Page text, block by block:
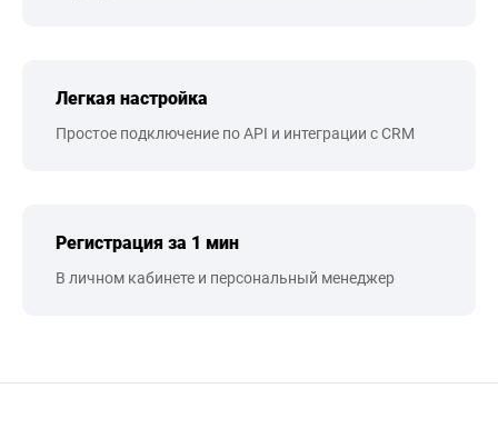
Легкая настройка
Простое подключение по API и интеграции с CRM
Регистрация за 1 мин
В личном кабинете и персональный менеджер